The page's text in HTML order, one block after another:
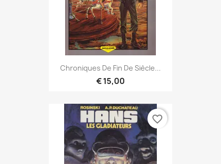
Chroniques De Fin De Siècle...
€ 15,00
favorite_border